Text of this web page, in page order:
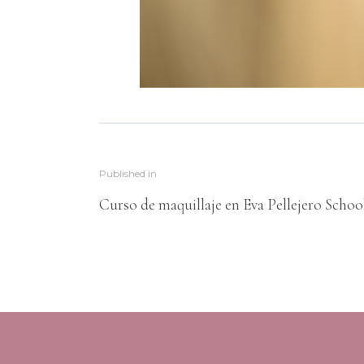
Published in
Curso de maquillaje en Eva Pellejero